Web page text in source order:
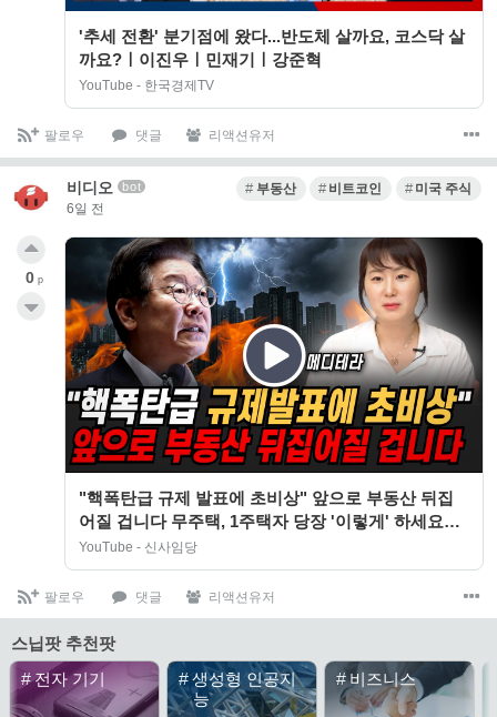
'추세 전환' 분기점에 왔다...반도체 살까요, 코스닥 살
까요?ㅣ이진우ㅣ민재기ㅣ강준혁
YouTube - 한국경제TV
팔로우 댓글 리액션유저
비디오 bot
6일 전
부동산 비트코인 미국 주식
"핵폭탄급 규제 발표에 초비상" 앞으로 부동산 뒤집
어질 겁니다 무주택, 1주택자 당장 '이렇게' 하세요
(메디테라 / 1부)
YouTube - 신사임당
0 p
팔로우 댓글 리액션유저
스닙팟 추천팟
#전자 기기 #생성형 인공지
능
#비즈니스